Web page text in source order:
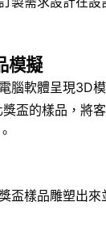
模擬
腦軟體呈現3D
盃的樣品，將
盃樣品雕塑出